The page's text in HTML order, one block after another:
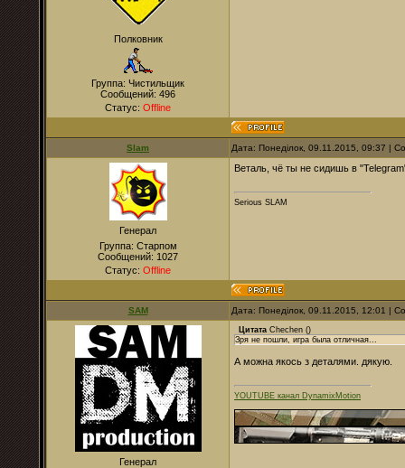
Полковник
Группа: Чистильщик
Сообщений: 496
Статус: Offline
Slam Дата: Понеділок, 09.11.2015, 09:37 |
Генерал
Группа: Старпом
Сообщений: 1027
Статус: Offline
Веталь, чё ты не сидишь в
Serious SLAM
SAM Дата: Понеділок, 09.11.2015, 12:01 |
Генерал
Цитата Chechen ()
Зря не пошли, игра была отличная...
А можна якось з деталями. дякую.
YOUTUBE канал DynamixMotion